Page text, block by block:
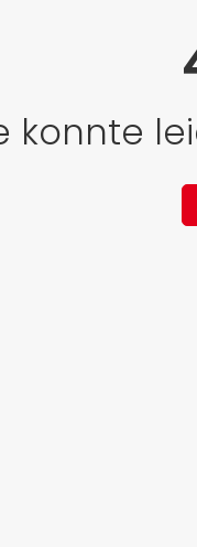
konnte